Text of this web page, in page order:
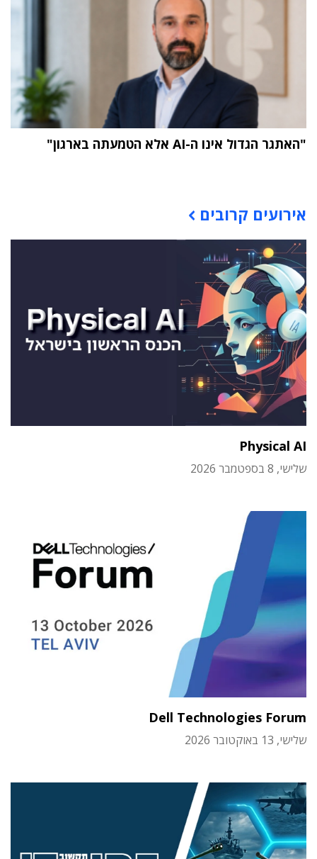
"האתגר הגדול אינו ה-AI אלא הטמעתה בארגון"
אירועים קרובים
Physical AI
שלישי, 8 בספטמבר 2026
Dell Technologies Forum
שלישי, 13 באוקטובר 2026